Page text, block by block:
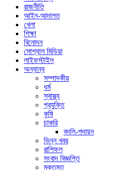
রাজনীতি
আইন-আদালত
খেলা
শিক্ষা
বিনোদন
সোশ্যাল মিডিয়া
লাইফস্টাইল
অন্যান্য
সম্পাদকীয়
ধর্ম
স্বাস্থ্য
প্রযুক্তি
কৃষি
চাকরি
বদলি-পদায়ন
ভিন্ন খবর
রাশিফল
সংবাদ বিজ্ঞপ্তি
মুক্তমত